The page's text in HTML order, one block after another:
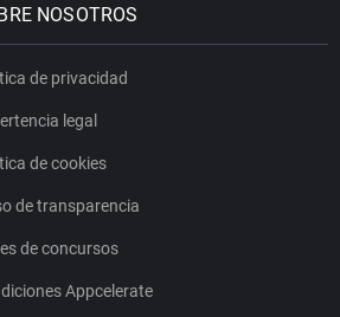
NOSOTROS
de privacidad
legal
de cookies
de transparencia
de concursos
Appcelerate